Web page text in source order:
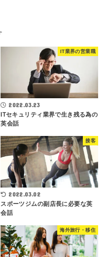
IT業界の営業職
2022.03.23
ITセキュリティ業界で生き残る為の
英会話
接客
2022.03.02
スポーツジムの副店長に必要な英
会話
海外旅行・移住